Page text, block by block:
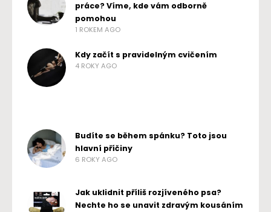
práce? Víme, kde vám odborně
pomohou
1 ROKEM AGO
Kdy začít s pravidelným cvičením
4 ROKY AGO
Budíte se během spánku? Toto jsou
hlavní příčiny
6 ROKY AGO
Jak uklidnit příliš rozjíveného psa?
Nechte ho se unavit zdravým kousáním